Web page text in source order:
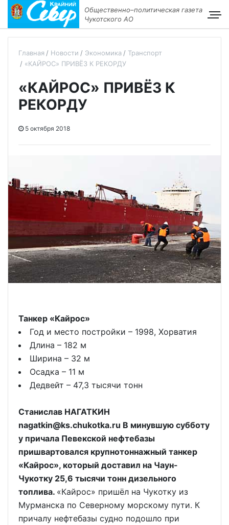
Общественно–политическая газета
Чукотского АО
Главная Новости Экономика
Транспорт
«КАЙРОС» ПРИВЁЗ К РЕКОРДУ
«КАЙРОС» ПРИВЁЗ К
РЕКОРДУ
5 октября 2018
Танкер «Кайрос»
Год и место постройки – 1998, Хорватия
Длина – 182 м
Ширина – 32 м
Осадка – 11 м
Дедвейт – 47,3 тысячи тонн
Станислав НАГАТКИН
nagatkin@ks.chukotka.ru В минувшую субботу
у причала Певекской нефтебазы
пришвартовался крупнотоннажный танкер
«Кайрос», который доставил на Чаун-
Чукотку 25,6 тысячи тонн дизельного
топлива. «Кайрос» пришёл на Чукотку из
Мурманска по Северному морскому пути. К
причалу нефтебазы судно подошло при